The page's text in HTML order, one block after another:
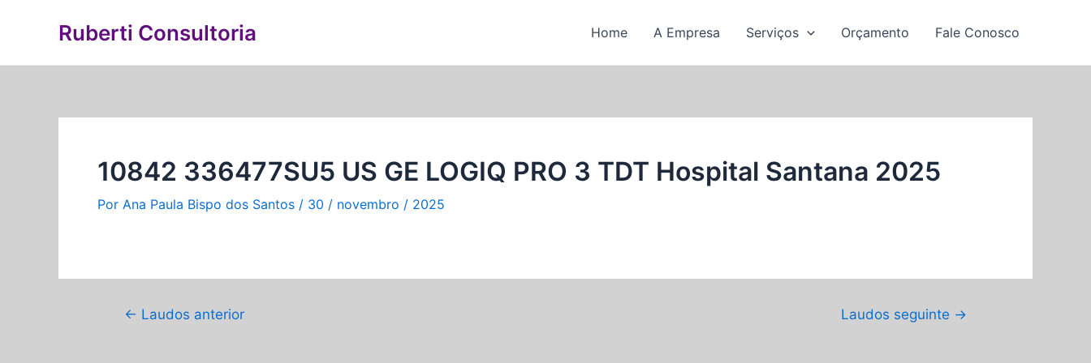
conteúdo
Ruberti Consultoria Home A Empresa Serviços Orçamento Fale Conosco
10842 336477SU5 US GE LOGIQ PRO 3 TDT Hospital Santana 2025
Por Ana Paula Bispo dos Santos / 30 / novembro / 2025
de
← Laudos anterior Laudos seguinte →